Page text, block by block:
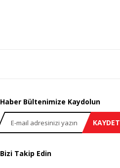
Haber Bültenimize Kaydolun
KAYDET
Bizi Takip Edin